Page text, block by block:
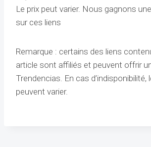
Le prix peut varier. Nous gagnons
sur ces liens
Remarque : certains des liens
article sont affiliés et peuvent offrir
Trendencias. En cas d’indisponibilité,
peuvent varier.